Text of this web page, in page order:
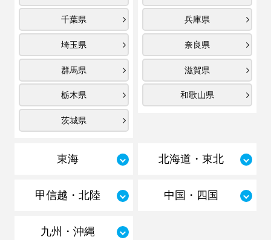
千葉県
埼玉県
群馬県
栃木県
茨城県
兵庫県
奈良県
滋賀県
和歌山県
東海 北海道・東北
甲信越・北陸 中国・四国
九州・沖縄